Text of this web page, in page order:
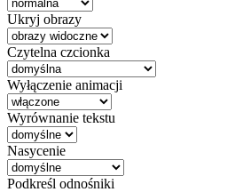
Ukryj obrazy
Czytelna czcionka
Wyłączenie animacji
Wyrównanie tekstu
Nasycenie
Podkreśl odnośniki